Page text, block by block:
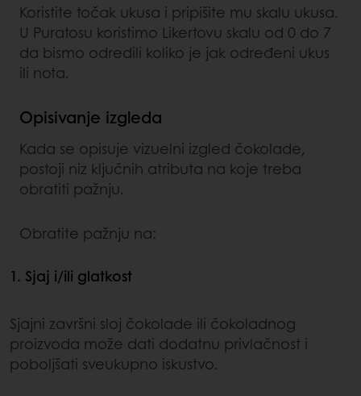
Koristite točak ukusa i pripišite mu skalu ukusa.
U Puratosu koristimo Likertovu skalu od 0 do 7
da bismo odredili koliko je jak određeni ukus
ili nota.
Opisivanje izgleda
Kada se opisuje vizuelni izgled čokolade,
postoji niz ključnih atributa na koje treba
obratiti pažnju.
Obratite pažnju na:
1. Sjaj i/ili glatkost
Sjajni završni sloj čokolade ili čokoladnog
proizvoda može dati dodatnu privlačnost i
poboljšati sveukupno iskustvo.